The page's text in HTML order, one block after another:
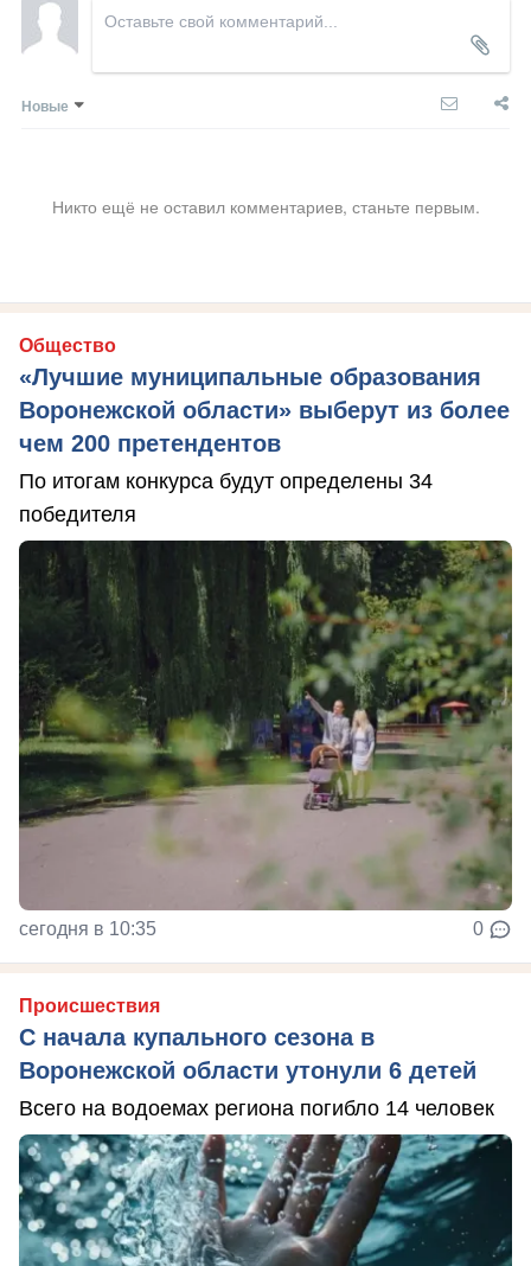
Новые
Никто ещё не оставил комментариев, станьте первым.
Общество
«Лучшие муниципальные образования
Воронежской области» выберут из более
чем 200 претендентов
По итогам конкурса будут определены 34
победителя
сегодня в 10:35 0
Происшествия
С начала купального сезона в
Воронежской области утонули 6 детей
Всего на водоемах региона погибло 14 человек